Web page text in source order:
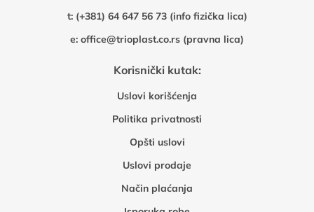
t: (+381) 64 647 56 73 (info fizička lica)
e: office@trioplast.co.rs (pravna lica)
Korisnički kutak:
Uslovi korišćenja
Politika privatnosti
Opšti uslovi
Uslovi prodaje
Način plaćanja